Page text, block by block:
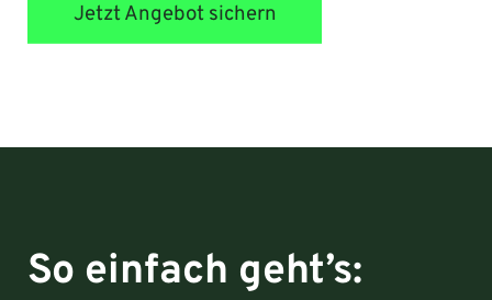
Jetzt Angebot sichern
So einfach geht’s: